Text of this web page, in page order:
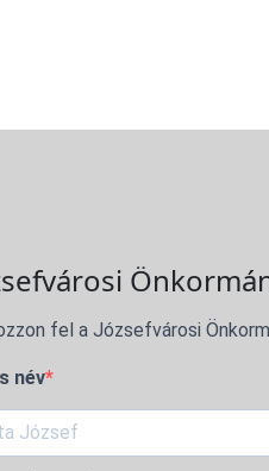
fel a Józsefvárosi
név